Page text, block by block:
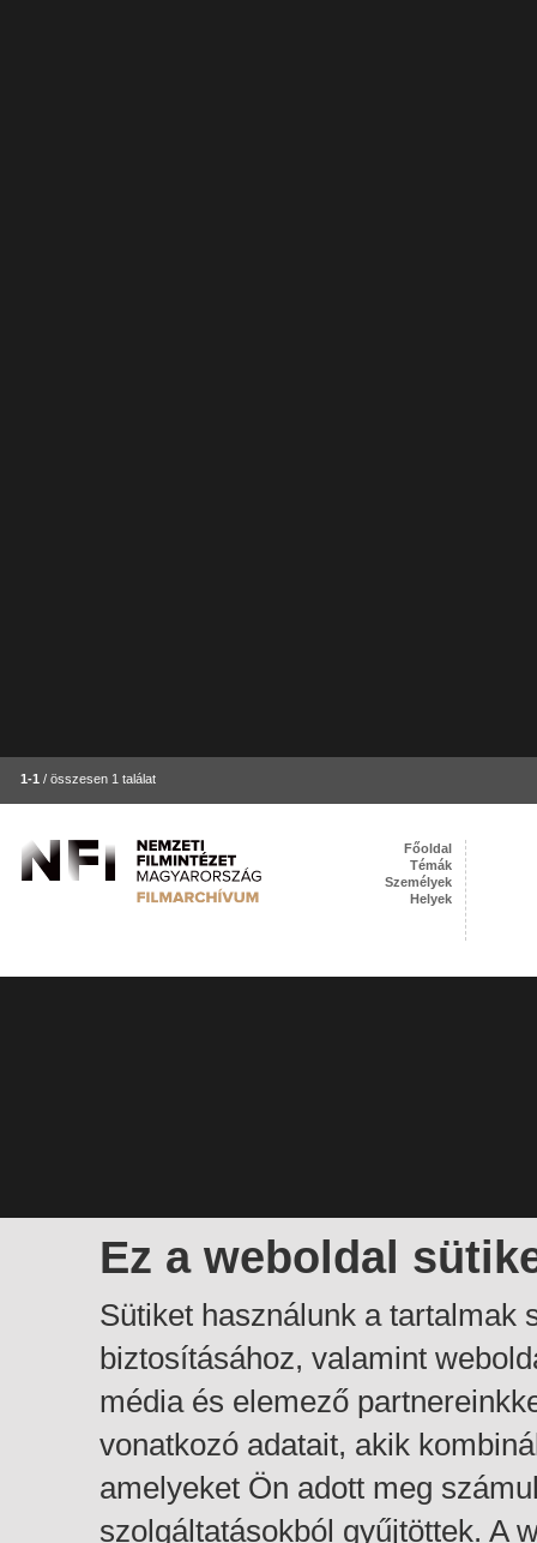
1-1 / összesen 1 találat
Ez a weboldal
Sütiket használunk a tartalmak
biztosításához, valamint
média és elemező
vonatkozó adatait, akik
amelyeket Ön adott meg
szolgáltatásokból gyűjtöttek. A
Főoldal
Témák
Személyek
Helyek